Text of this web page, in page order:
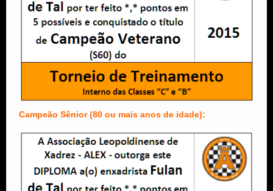
Campeão Sênior (80 ou mais anos de idade):